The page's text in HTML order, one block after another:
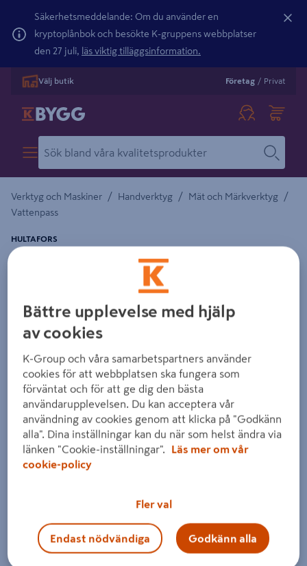
Säkerhetsmeddelande: Om du använder en
kryptoplånbok och besökte K-gruppens webbplatser
den 27 juli, läs viktig tilläggsinformation.
Välj butik Företag / Privat
Verktyg och Maskiner / Handverktyg / Mät och Märkverktyg /
Vattenpass
VATTENPASS SM 200
HULTAFORS
Detaljerad beskrivning finns i produktbeskrivningsområdet
Bättre upplevelse med hjälp
av cookies
K-Group och våra samarbetspartners använder
cookies för att webbplatsen ska fungera som
förväntat och för att ge dig den bästa
användarupplevelsen. Du kan acceptera vår
användning av cookies genom att klicka på "Godkänn
alla". Dina inställningar kan du när som helst ändra via
länken "Cookie-inställningar".
Läs mer om vår
cookie-policy
Fler val
Endast nödvändiga Godkänn alla